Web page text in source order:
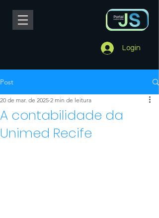
Login
Post
A contabilidade da
Unimed Recife
20 de mar. de 2025 2 min de leitura